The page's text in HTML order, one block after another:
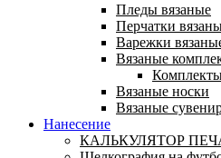
Пледы вязаные
Перчатки
Варежки
Вязаные
Вязаные носки
Вязаные
Нанесение
КАЛЬКУЛЯТОР